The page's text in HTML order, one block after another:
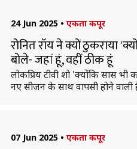
24 Jun 2025 • एकता कपूर
रोनित रॉय ने क्यों ठुकराया
बोले- जहां हूं, वहीं ठीक हूं
लोकप्रिय टीवी शो 'क्योंकि सास भी
नए सीजन के साथ वापसी होने वाली
07 Jun 2025 • एकता कपूर